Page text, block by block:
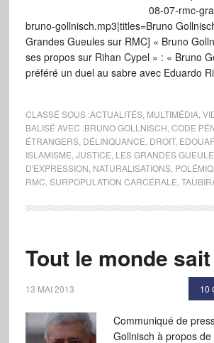
08-07-rmc-
bruno-gollnisch.mp3|titles=Bruno
Grandes Gueules sur RMC] « Bruno
ses propos sur Rihan Cypel » : « Bruno
préféré un duel au sabre avec Eduardo
CLASSÉ SOUS :ACTUALITÉS, MULTIMÉDIA,
BALISÉ AVEC :BRUNO GOLLNISCH CODE
ÉTRANGERS, DÉLINQUANCE DROIT,
ISLAMISME JUSTICE LES GRANDES
D'EXPRESSION NATURALISATIONS,
RMC SURPOPULATION CARCÉRALE
Tout le monde
13 MAI 2013 10
Communiqué de
Gollnisch à propos